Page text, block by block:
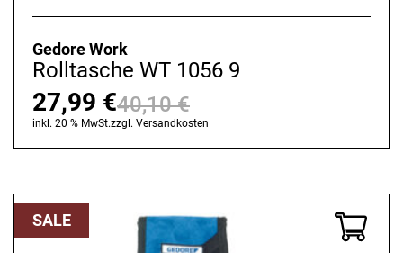
Gedore Work
Rolltasche WT 1056 9
40,10€
Ursprünglicher
war:
40,10 €
27,99 €
Aktueller
ist:
27,99 €.
inkl. 20 % MwSt.zzgl. Versandkosten
SALE